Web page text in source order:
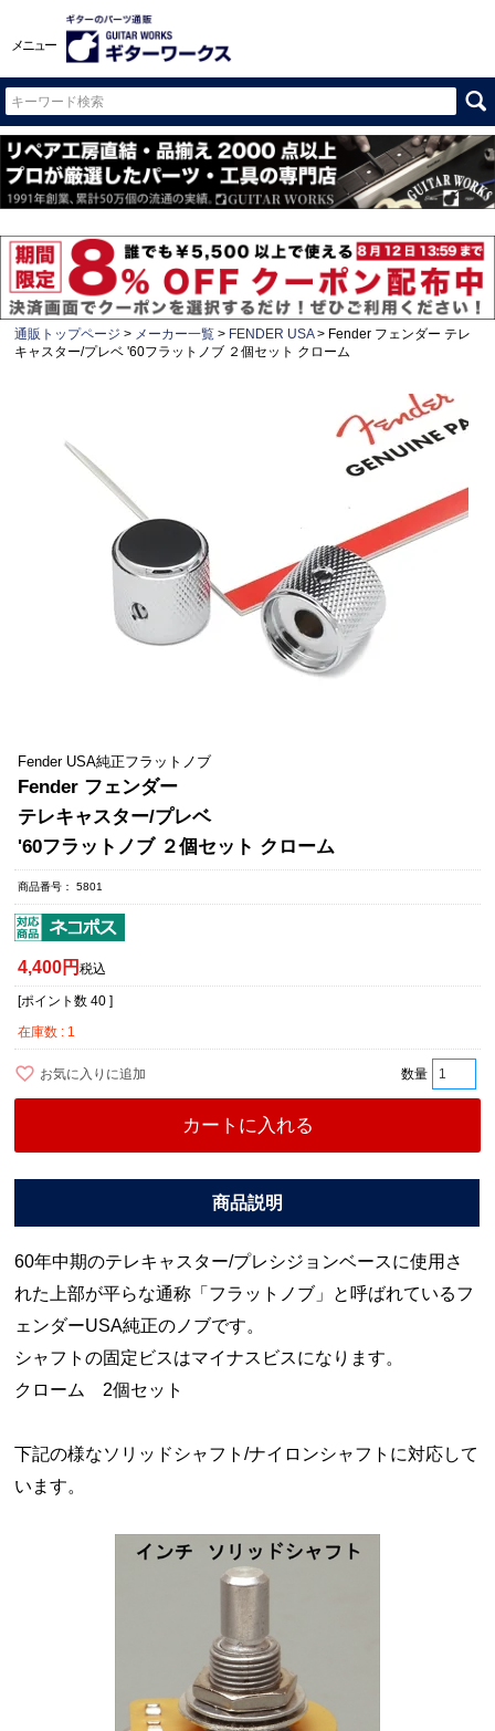
メニュー
通販トップページ メーカー一覧 FENDER USA
Fender フェンダー テレ
キャスター/プレベ '60フラットノブ ２個セット クローム
Fender USA純正フラットノブ
Fender フェンダー
テレキャスター/プレベ
'60フラットノブ ２個セット クローム
商品番号 5801
4,400 税込
[ポイント数 40 ]
在庫数
1
お気に入りに追加
カートに入れる
60年中期のテレキャスター/プレシジョンベースに使用さ
れた上部が平らな通称「フラットノブ」と呼ばれているフ
ェンダーUSA純正のノブです。
シャフトの固定ビスはマイナスビスになります。
クローム 2個セット
下記の様なソリッドシャフト/ナイロンシャフトに対応して
います。